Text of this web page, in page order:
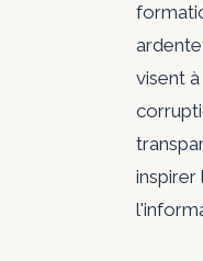
visent
inspirer